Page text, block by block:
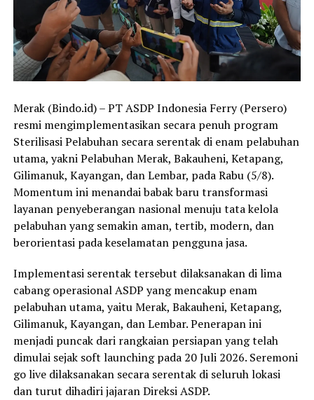
Merak (Bindo.id) – PT ASDP Indonesia Ferry (Persero)
resmi mengimplementasikan secara penuh program
Sterilisasi Pelabuhan secara serentak di enam pelabuhan
utama, yakni Pelabuhan Merak, Bakauheni, Ketapang,
Gilimanuk, Kayangan, dan Lembar, pada Rabu (5/8).
Momentum ini menandai babak baru transformasi
layanan penyeberangan nasional menuju tata kelola
pelabuhan yang semakin aman, tertib, modern, dan
berorientasi pada keselamatan pengguna jasa.
Implementasi serentak tersebut dilaksanakan di lima
cabang operasional ASDP yang mencakup enam
pelabuhan utama, yaitu Merak, Bakauheni, Ketapang,
Gilimanuk, Kayangan, dan Lembar. Penerapan ini
menjadi puncak dari rangkaian persiapan yang telah
dimulai sejak soft launching pada 20 Juli 2026. Seremoni
go live dilaksanakan secara serentak di seluruh lokasi
dan turut dihadiri jajaran Direksi ASDP.